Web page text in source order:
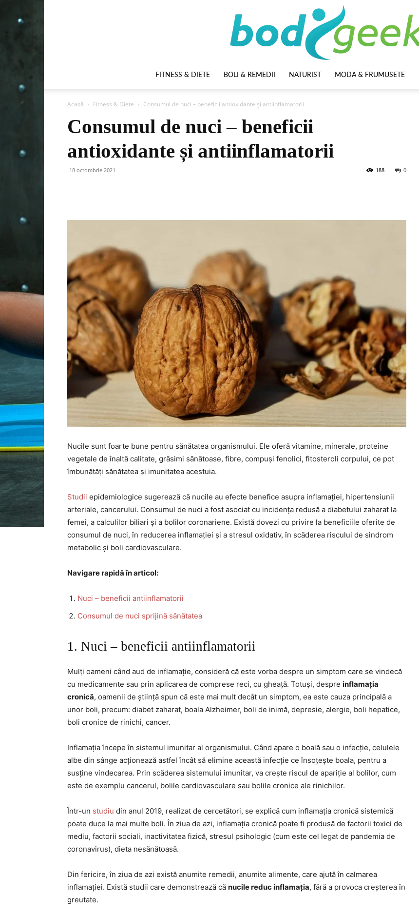
FITNESS & DIETE BOLI & REMEDII NATURIST MODA & FRUMUSETE
Acasă Fitness & Diete Consumul de nuci – beneficii antioxidante și antiinflamatorii
Consumul de nuci – beneficii
antioxidante și antiinflamatorii
18 octombrie 2021 0
188
Nucile sunt foarte bune pentru sănătatea organismului. Ele oferă vitamine, minerale, proteine
vegetale de înaltă calitate, grăsimi sănătoase, fibre, compuși fenolici, fitosteroli corpului, ce pot
îmbunătăți sănătatea și imunitatea acestuia.
Studii epidemiologice sugerează că nucile au efecte benefice asupra inflamației, hipertensiunii
arteriale, cancerului. Consumul de nuci a fost asociat cu incidența redusă a diabetului zaharat la
femei, a calculilor biliari și a bolilor coronariene. Există dovezi cu privire la beneficiile oferite de
consumul de nuci, în reducerea inflamației și a stresul oxidativ, în scăderea riscului de sindrom
metabolic și boli cardiovasculare.
Navigare rapidă în articol:
Nuci – beneficii antiinflamatorii
Consumul de nuci sprijină sănătatea
1. Nuci – beneficii antiinflamatorii
Mulți oameni când aud de inflamație, consideră că este vorba despre un simptom care se vindecă
cu medicamente sau prin aplicarea de comprese reci, cu gheață. Totuși, despre inflamația
cronică, oamenii de știință spun că este mai mult decât un simptom, ea este cauza principală a
unor boli, precum: diabet zaharat, boala Alzheimer, boli de inimă, depresie, alergie, boli hepatice,
boli cronice de rinichi, cancer.
Inflamația începe în sistemul imunitar al organismului. Când apare o boală sau o infecție, celulele
albe din sânge acționează astfel încât să elimine această infecție ce însoțește boala, pentru a
susține vindecarea. Prin scăderea sistemului imunitar, va crește riscul de apariție al bolilor, cum
este de exemplu cancerul, bolile cardiovasculare sau bolile cronice ale rinichilor.
Într-un studiu din anul 2019, realizat de cercetători, se explică cum inflamația cronică sistemică
poate duce la mai multe boli. În ziua de azi, inflamația cronică poate fi produsă de factorii toxici de
mediu, factorii sociali, inactivitatea fizică, stresul psihologic (cum este cel legat de pandemia de
coronavirus), dieta nesănătoasă.
Din fericire, în ziua de azi există anumite remedii, anumite alimente, care ajută în calmarea
inflamației. Există studii care demonstrează că nucile reduc inflamația, fără a provoca creșterea în
greutate.